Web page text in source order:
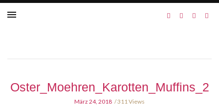
Oster_Moehren_Karotten_Muffins_2
März 24, 2018 311 Views